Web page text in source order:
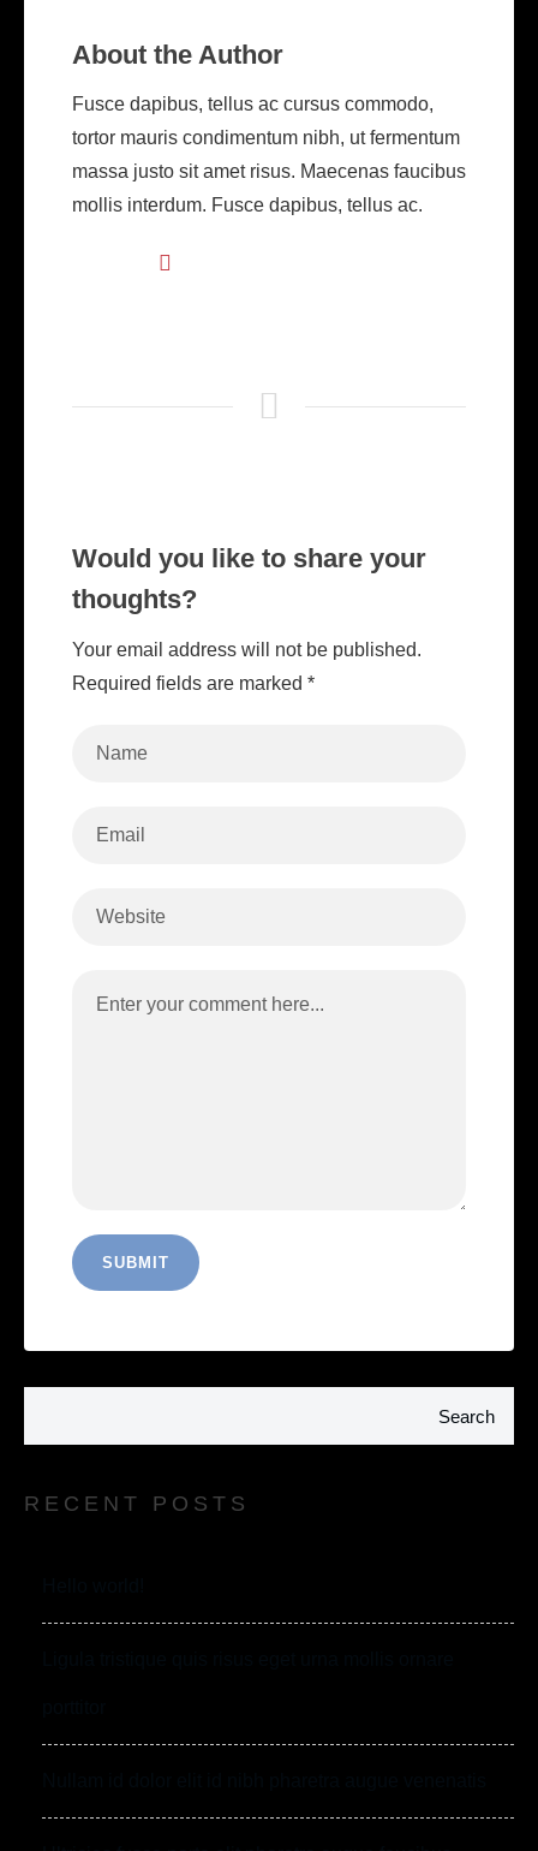
About the Author
Fusce dapibus, tellus ac cursus commodo,
tortor mauris condimentum nibh, ut fermentum
massa justo sit amet risus. Maecenas faucibus
mollis interdum. Fusce dapibus, tellus ac.
Would you like to share your
thoughts?
Your email address will not be published.
Required fields are marked *
Search
RECENT POSTS